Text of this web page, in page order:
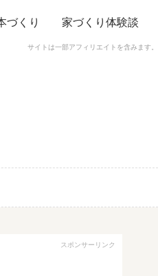
サイトは一部アフィリエイトを含みます。
づくり 家づくり体験談
スポンサーリンク